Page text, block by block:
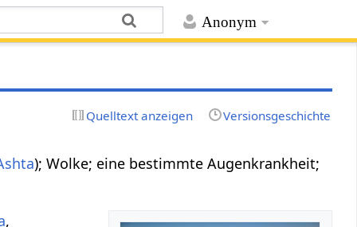
Anonym
Quelltext anzeigen Versionsgeschichte
); Wolke; eine bestimmte Augenkrankheit;
,